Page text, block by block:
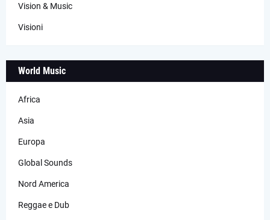
Vision & Music
Visioni
World Music
Africa
Asia
Europa
Global Sounds
Nord America
Reggae e Dub